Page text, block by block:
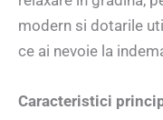
modern si dotarile
ce ai nevoie la
Caracteristici